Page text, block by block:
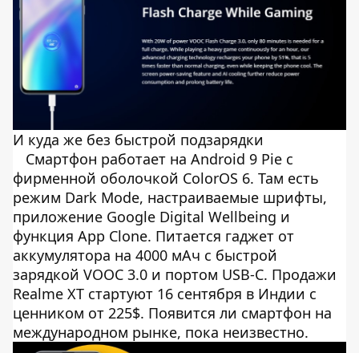
И куда же без быстрой подзарядки
Смартфон работает на Android 9 Pie с
фирменной оболочкой ColorOS 6. Там есть
режим Dark Mode, настраиваемые шрифты,
приложение Google Digital Wellbeing и
функция App Clone. Питается гаджет от
аккумулятора на 4000 мАч с быстрой
зарядкой VOOC 3.0 и портом USB-C. Продажи
Realme XT стартуют 16 сентября в Индии с
ценником от 225$. Появится ли смартфон на
международном рынке, пока неизвестно.